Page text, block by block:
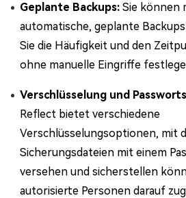
Geplante Backups: Sie können
automatische, geplante
Sie die Häufigkeit und den
ohne manuelle Eingriffe
Verschlüsselung und
Reflect bietet verschiedene
Verschlüsselungsoptionen, mit
Sicherungsdateien mit einem
versehen und sicherstellen
autorisierte Personen darauf